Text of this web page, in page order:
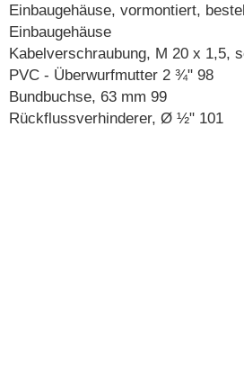
Einbaugehäuse, vormontiert,
Einbaugehäuse
Kabelverschraubung, M 20 x 1,5,
PVC - Überwurfmutter 2 ¾" 98
Bundbuchse, 63 mm 99
Rückflussverhinderer, Ø ½" 101